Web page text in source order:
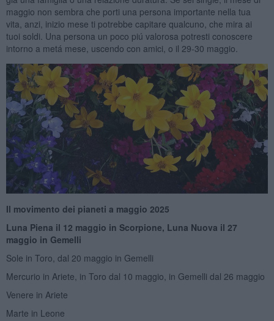
maggio non sembra che porti una persona importante nella tua
vita, anzi, inizio mese ti potrebbe capitare qualcuno, che mira ai
tuoi soldi. Una persona un poco piú valorosa potresti conoscere
intorno a metá mese, uscendo con amici, o il 29-30 maggio.
Il movimento dei pianeti a maggio 2025
Luna Piena il 12 maggio in Scorpione, Luna Nuova il 27
maggio in Gemelli
Sole in Toro, dal 20 maggio in Gemelli
Mercurio in Ariete, in Toro dal 10 maggio, in Gemelli dal 26 maggio
Venere in Ariete
Marte in Leone